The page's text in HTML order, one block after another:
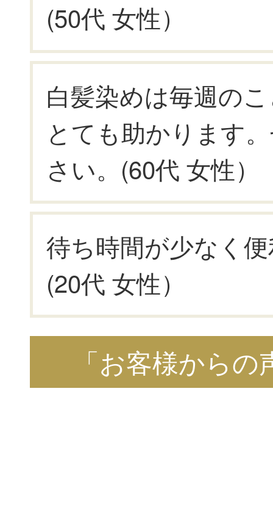
(50代 女性）
白髪染めは毎週の
とても助かります
さい。(60代 女性）
待ち時間が少なく
(20代 女性）
「お客様から